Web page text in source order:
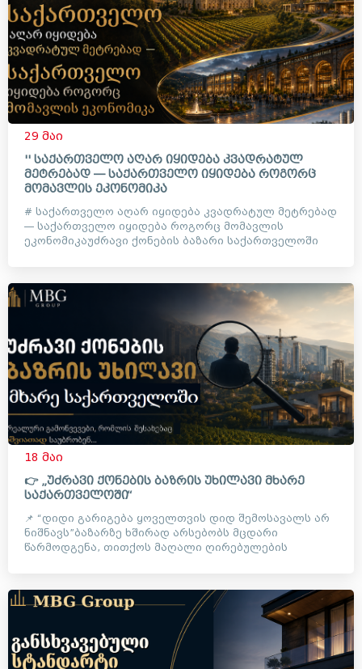
29 მაი
'' საქართველო აღარ იყიდება კვადრატულ
მეტრებად — საქართველო იყიდება როგორც
მომავლის ეკონომიკა
# საქართველო აღარ იყიდება კვადრატულ მეტრებად
— საქართველო იყიდება როგორც მომავლის
ეკონომიკაუძრავი ქონების ბაზარი საქართველოში
18 მაი
👉 „უძრავი ქონების ბაზრის უხილავი მხარე
საქართველოში“
📌 “დიდი გარიგება ყოველთვის დიდ შემოსავალს არ
ნიშნავს”ბაზარზე ხშირად არსებობს მცდარი
წარმოდგენა, თითქოს მაღალი ღირებულების